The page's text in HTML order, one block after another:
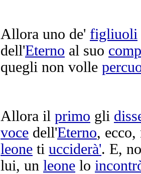
Allora uno de' figliuoli
dell'Eterno al suo
quegli non volle
Allora il primo gli
voce dell'Eterno, ecco,
leone ti ucciderà'. E,
lui, un leone lo